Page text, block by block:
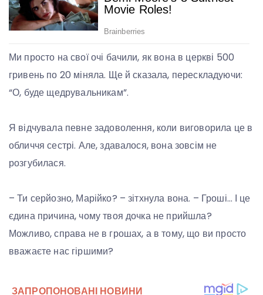
Ми просто на свої очі бачили, як вона в церкві 500
гривень по 20 міняла. Ще й сказала, перескладуючи:
“О, буде щедрувальникам”.
Я відчувала певне задоволення, коли виговорила це в
обличчя сестрі. Але, здавалося, вона зовсім не
розгубилася.
– Ти серйозно, Марійко? – зітхнула вона. – Гроші… І це
єдина причина, чому твоя дочка не прийшла?
Можливо, справа не в грошах, а в тому, що ви просто
вважаєте нас гіршими?